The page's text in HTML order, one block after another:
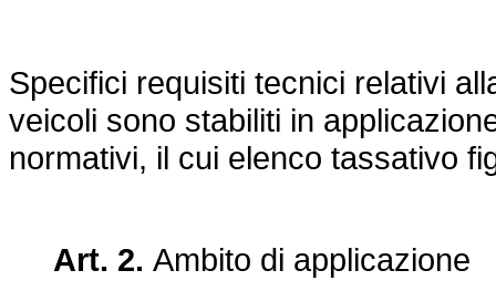
Specifici requisiti tecnici relativi
veicoli sono stabiliti in
normativi, il cui elenco tassativo
Art. 2. Ambito di applicazione